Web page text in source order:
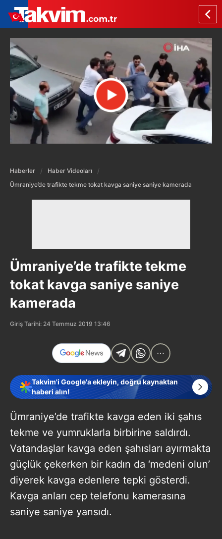
Haberler
Haber Videoları
Ümraniye’de trafikte tekme tokat kavga saniye saniye kamerada
Ümraniye’de trafikte tekme
tokat kavga saniye saniye
kamerada
Giriş Tarihi: 24 Temmuz 2019 13:46
Takvim'i Google'a ekleyin, doğru kaynaktan
haberi alın!
Ümraniye’de trafikte kavga eden iki şahıs
tekme ve yumruklarla birbirine saldırdı.
Vatandaşlar kavga eden şahısları ayırmakta
güçlük çekerken bir kadın da ‘medeni olun’
diyerek kavga edenlere tepki gösterdi.
Kavga anları cep telefonu kamerasına
saniye saniye yansıdı.